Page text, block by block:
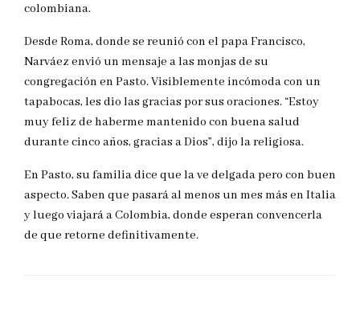
colombiana.
Desde Roma, donde se reunió con el papa Francisco,
Narváez envió un mensaje a las monjas de su
congregación en Pasto. Visiblemente incómoda con un
tapabocas, les dio las gracias por sus oraciones. “Estoy
muy feliz de haberme mantenido con buena salud
durante cinco años, gracias a Dios”, dijo la religiosa.
En Pasto, su familia dice que la ve delgada pero con buen
aspecto. Saben que pasará al menos un mes más en Italia
y luego viajará a Colombia, donde esperan convencerla
de que retorne definitivamente.